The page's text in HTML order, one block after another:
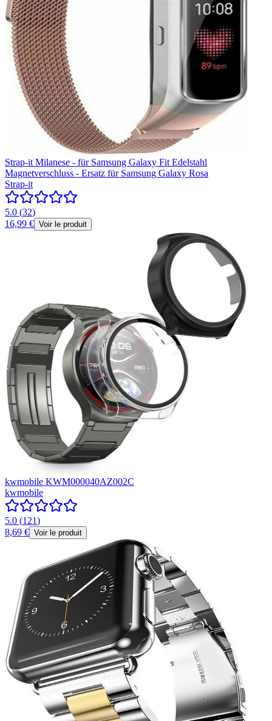
Strap-it Milanese - für Samsung Galaxy Fit Edelstahl
Magnetverschluss - Ersatz für Samsung Galaxy Rosa
Strap-it
5.0 (32)
16,99 € Voir le produit
kwmobile KWM000040AZ002C
kwmobile
5.0 (121)
8,69 € Voir le produit